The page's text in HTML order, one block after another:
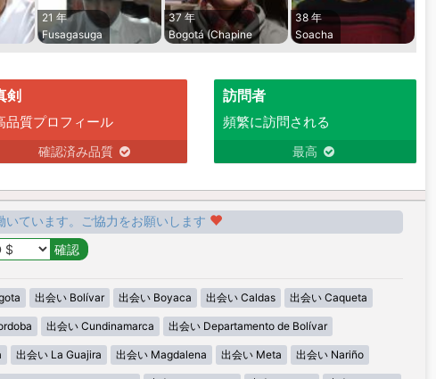
21 年
Fusagasuga
37 年
Bogotá (Chapine
38 年
Soacha
剣
品質プロフィール
確認済み品質
訪問者
頻繁に訪問される
最高
ています。ご協力をお願いします
出会い Bolívar 出会い Boyaca 出会い Caldas 出会い Caqueta
出会い Cundinamarca 出会い Departamento de Bolívar
出会い La Guajira 出会い Magdalena 出会い Meta 出会い Nariño